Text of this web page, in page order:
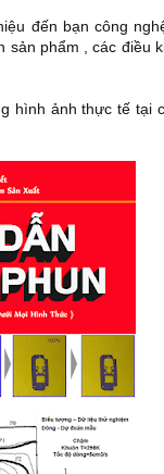
đến bạn công
phẩm , các điều
hình ảnh thực tế tại